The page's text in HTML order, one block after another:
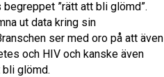
”rätt att bli glömd”.
ut data kring sin
ser med oro på att även
och HIV och kanske även
glömd.